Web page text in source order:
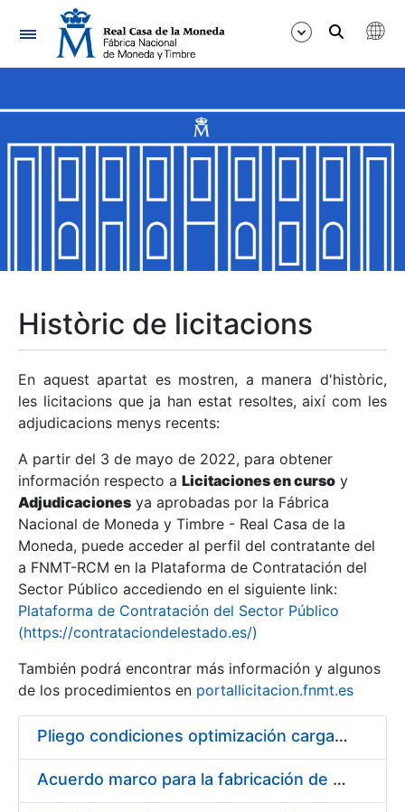
Navegació
Mostra/Amaga
Mostra/Amaga
Mostra/Amaga
Mostra/Amaga
Mostra/Amaga
Mostra/Amaga
Històric de licitacions
En aquest apartat es mostren, a manera d'històric,
les licitacions que ja han estat resoltes, així com les
adjudicacions menys recents:
A partir del 3 de mayo de 2022, para obtener
información respecto a Licitaciones en curso y
Adjudicaciones ya aprobadas por la Fábrica
Nacional de Moneda y Timbre - Real Casa de la
Moneda, puede acceder al perfil del contratante del
a FNMT-RCM en la Plataforma de Contratación del
Sector Público accediendo en el siguiente link:
Plataforma de Contratación del Sector Público
(https://contrataciondelestado.es/)
También podrá encontrar más información y algunos
de los procedimientos en portallicitacion.fnmt.es
Pliego condiciones optimización cargas compras firmado
Acuerdo marco para la fabricación de piezas